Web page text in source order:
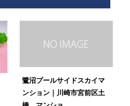
鷺沼プールサイドスカイマ
ンション｜川崎市宮前区土